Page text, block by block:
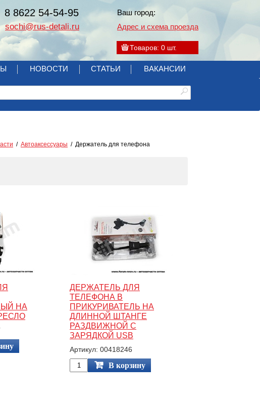
Товаров: 0 шт.
Ваш город:
Адрес и схема проезда
8 8622 54-54-95
sochi@rus-detali.ru
НОВОСТИ СТАТЬИ ВАКАНСИИ
Автоаксессуары Держатель для телефона
НА
ДЕРЖАТЕЛЬ ДЛЯ
ТЕЛЕФОНА В
ПРИКУРИВАТЕЛЬ НА
ДЛИННОЙ ШТАНГЕ
РАЗДВИЖНОЙ С
ЗАРЯДКОЙ USB
Артикул: 00418246
В корзину